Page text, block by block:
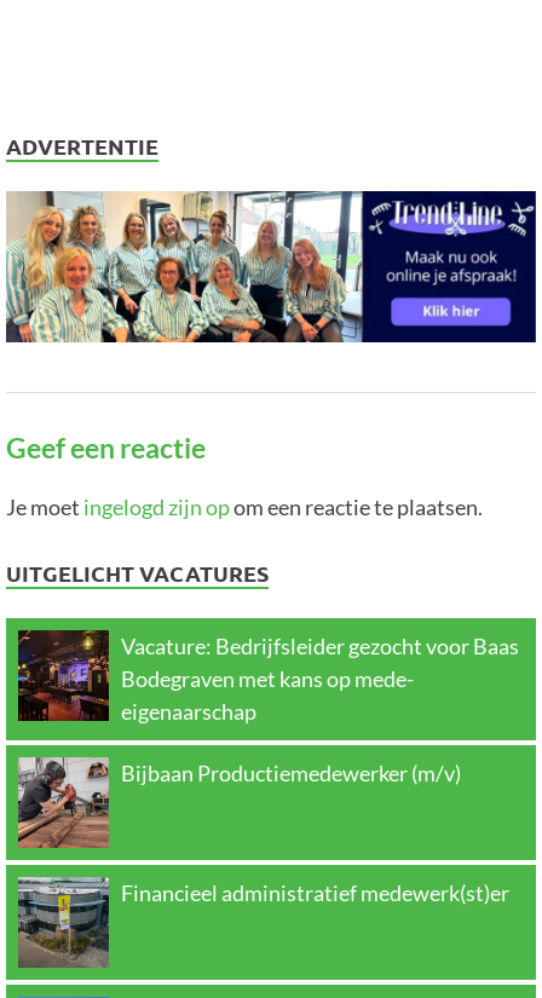
ADVERTENTIE
Geef een reactie
Je moet ingelogd zijn opom een reactie te plaatsen.
UITGELICHT VACATURES
Vacature: Bedrijfsleider gezocht voor Baas
Bodegraven met kans op mede-
eigenaarschap
Bijbaan Productiemedewerker (m/v)
Financieel administratief medewerk(st)er